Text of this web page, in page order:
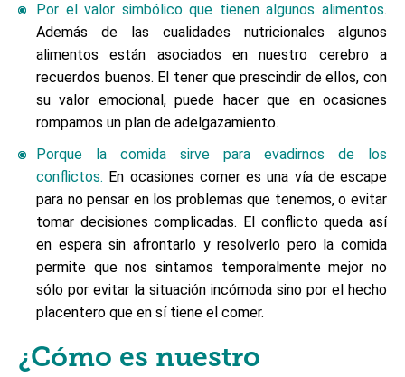
Por el valor simbólico que tienen algunos alimentos.
Además de las cualidades nutricionales algunos
alimentos están asociados en nuestro cerebro a
recuerdos buenos. El tener que prescindir de ellos, con
su valor emocional, puede hacer que en ocasiones
rompamos un plan de adelgazamiento.
Porque la comida sirve para evadirnos de los
conflictos. En ocasiones comer es una vía de escape
para no pensar en los problemas que tenemos, o evitar
tomar decisiones complicadas. El conflicto queda así
en espera sin afrontarlo y resolverlo pero la comida
permite que nos sintamos temporalmente mejor no
sólo por evitar la situación incómoda sino por el hecho
placentero que en sí tiene el comer.
¿Cómo es nuestro